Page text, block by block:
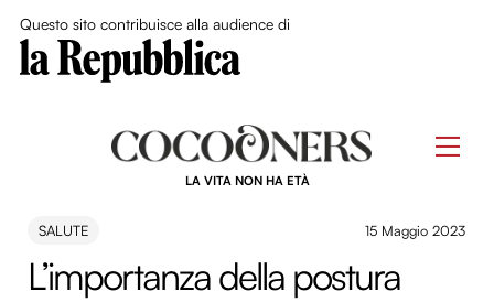
Questo sito contribuisce alla audience di
LA VITA NON HA ETÀ
SALUTE 15 Maggio 2023
L’importanza della postura